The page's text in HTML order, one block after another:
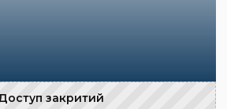
закритий